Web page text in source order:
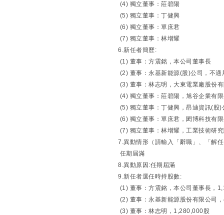
(4) 獨立董事：莊碧陽
(5) 獨立董事：丁健興
(6) 獨立董事：單庶君
(7) 獨立董事：林增耀
6.新任者簡歷:
(1) 董事：方震銘，本公司董事長
(2) 董事：永基新能源(股)公司，不適
(3) 董事：林志明，大東電業廠股份
(4) 獨立董事：莊碧陽，旭谷企業有
(5) 獨立董事：丁健興，昂迪資訊(股)
(6) 獨立董事：單庶君，閎博科技有
(7) 獨立董事：林增耀，工業技術研
7.異動情形（請輸入「辭職」、「解
任期屆滿
8.異動原因:任期屆滿
9.新任者選任時持股數:
(1) 董事：方震銘，本公司董事長，
(2) 董事：永基新能源股份有限公司
(3) 董事：林志明，1,280,000股